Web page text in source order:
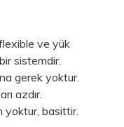
ve yük
sistemdir.
gerek yoktur.
azdır.
yoktur, basittir.